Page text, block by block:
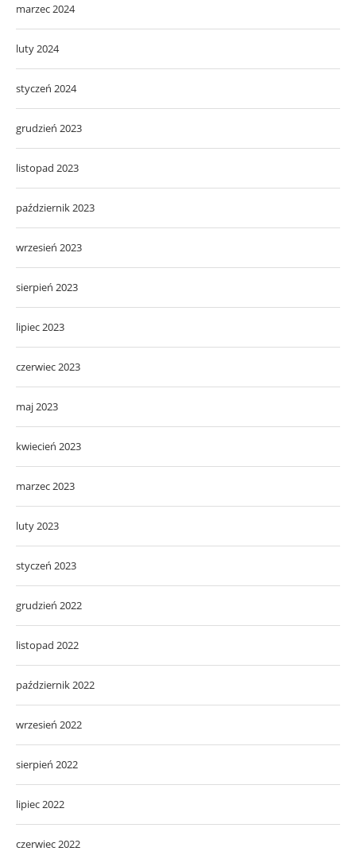
marzec 2024
luty 2024
styczeń 2024
grudzień 2023
listopad 2023
październik 2023
wrzesień 2023
sierpień 2023
lipiec 2023
czerwiec 2023
maj 2023
kwiecień 2023
marzec 2023
luty 2023
styczeń 2023
grudzień 2022
listopad 2022
październik 2022
wrzesień 2022
sierpień 2022
lipiec 2022
czerwiec 2022